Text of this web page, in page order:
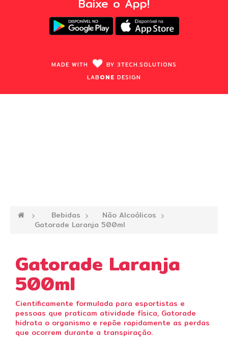
Baixe o App!
MADE WITH BY 3TECH.SOLUTIONS
LABONE DESIGN
—› Bebidas —›
Não Alcoólicos
Gatorade Laranja 500ml
Gatorade Laranja
500ml
Cientificamente formulada para esportistas e
pessoas que praticam atividade física, Gatorade
hidrata o organismo e repõe rapidamente as perdas
que ocorrem durante a transpiração.